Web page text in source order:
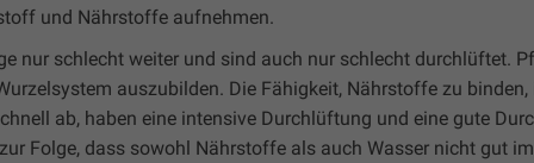
und Nährstoffe aufnehmen.
nur schlecht weiter und sind auch nur schlecht durchlüftet.
auszubilden. Die Fähigkeit, Nährstoffe zu
ab, haben eine intensive Durchlüftung und eine gute
Folge, dass sowohl Nährstoffe als auch Wasser nicht gut